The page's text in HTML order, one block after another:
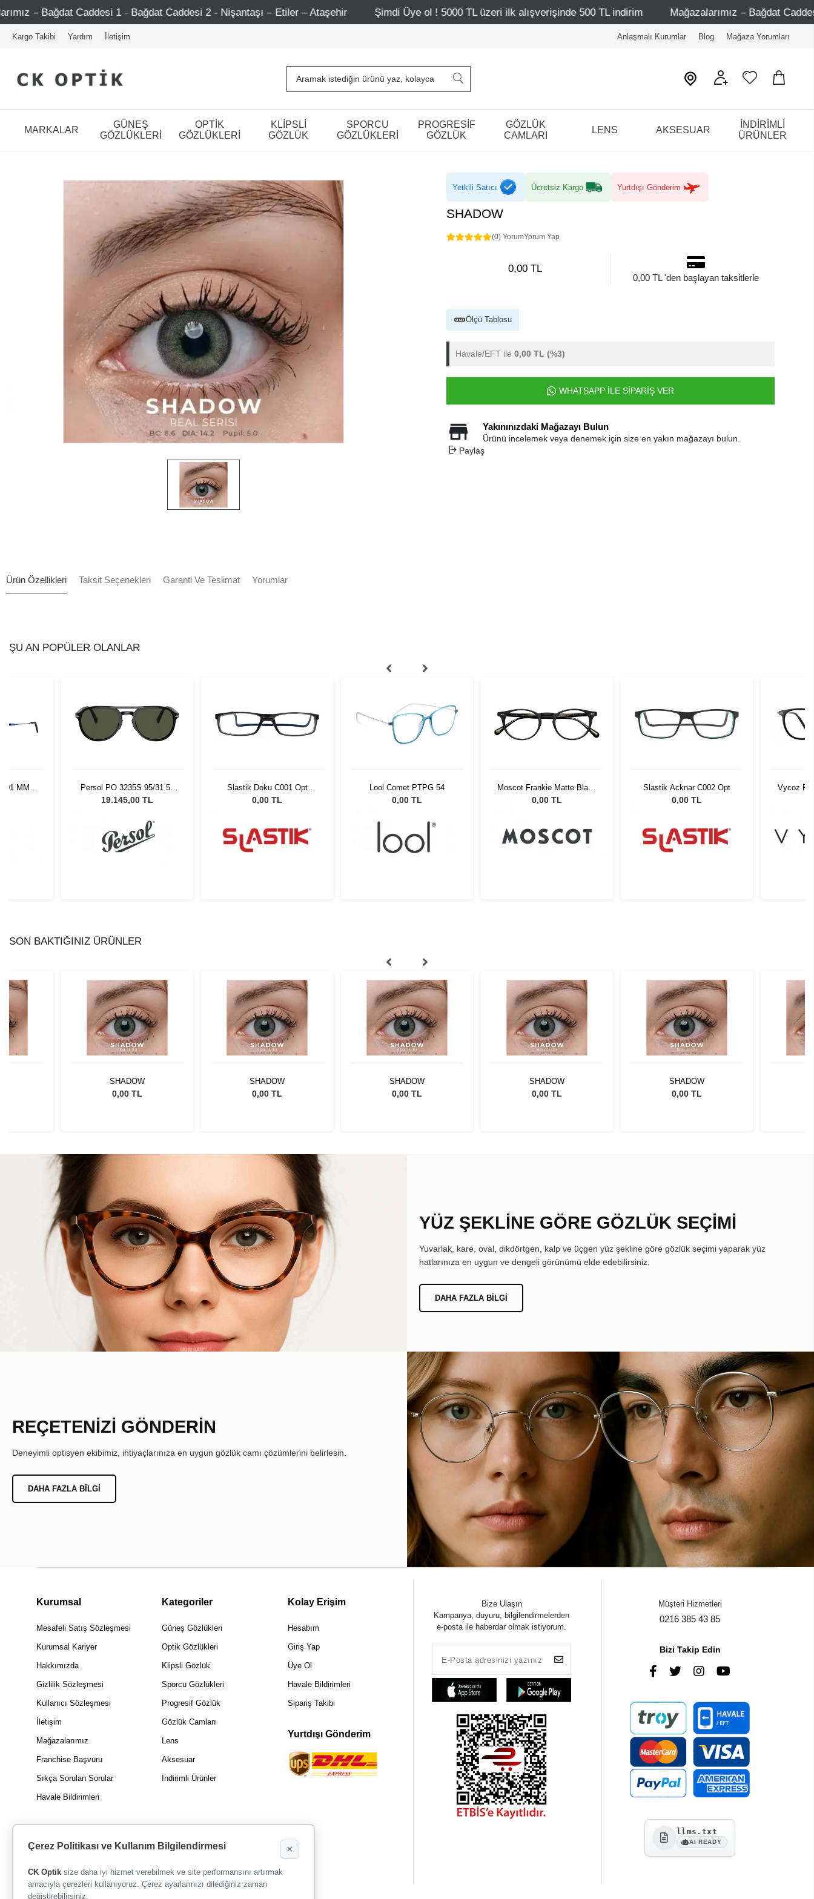
Caddesi 1 - Bağdat Caddesi 2 - Nişantaşı – Etiler – Ataşehir Şimdi Üye ol ! 5000 TL üzeri ilk alışverişinde 500 TL indirim Mağazalarımız – Bağdat Caddesi 1 -
Kargo Takibi Yardım İletişim Anlaşmalı Kurumlar Blog Mağaza Yorumları
MARKALAR
GÜNEŞ
GÖZLÜKLERİ
OPTİK
GÖZLÜKLERİ
KLİPSLİ
GÖZLÜK
SPORCU
GÖZLÜKLERİ
PROGRESİF
GÖZLÜK
GÖZLÜK
CAMLARI
LENS AKSESUAR
İNDİRİMLİ
ÜRÜNLER
Yetkili Satıcı Ücretsiz Kargo Yurtdışı Gönderim
SHADOW
(0) YorumYorum Yap
0,00 TL
0,00 TL 'den başlayan taksitlerle
Ölçü Tablosu
Havale/EFT ile 0,00 TL (%3)
WHATSAPP İLE SİPARİŞ VER
Yakınınızdaki Mağazayı Bulun
Ürünü incelemek veya denemek için size en yakın mağazayı bulun.
Paylaş
Ürün Özellikleri Taksit Seçenekleri Garanti Ve Teslimat Yorumlar
ŞU AN POPÜLER OLANLAR
MM
Persol PO 3235S 95/31 55
Unisex Güneş Gözlüğü
19.145,00 TL
Slastik Doku C001 Opt
1055074
0,00 TL
Lool Comet PTPG 54
0,00 TL
Moscot Frankie Matte Black
45 0300-01
0,00 TL
Slastik Acknar C002 Opt
0,00 TL
Vycoz
SON BAKTIĞINIZ ÜRÜNLER
SHADOW
0,00 TL
SHADOW
0,00 TL
SHADOW
0,00 TL
SHADOW
0,00 TL
SHADOW
0,00 TL
YÜZ ŞEKLİNE GÖRE GÖZLÜK SEÇİMİ
Yuvarlak, kare, oval, dikdörtgen, kalp ve üçgen yüz şekline göre gözlük seçimi yaparak yüz
hatlarınıza en uygun ve dengeli görünümü elde edebilirsiniz.
DAHA FAZLA BILGI
REÇETENİZİ GÖNDERİN
Deneyimli optisyen ekibimiz, ihtiyaçlarınıza en uygun gözlük camı çözümlerini belirlesin.
DAHA FAZLA BILGI
Kurumsal
Mesafeli Satış Sözleşmesi
Kurumsal Kariyer
Hakkımızda
Gizlilik Sözleşmesi
Kullanıcı Sözleşmesi
İletişim
Mağazalarımız
Franchise Başvuru
Sıkça Sorulan Sorular
Havale Bildirimleri
Kategoriler
Güneş Gözlükleri
Optik Gözlükleri
Klipsli Gözlük
Sporcu Gözlükleri
Progresif Gözlük
Gözlük Camları
Lens
Aksesuar
İndirimli Ürünler
Kolay Erişim
Hesabım
Giriş Yap
Üye Ol
Havale Bildirimleri
Sipariş Takibi
Yurtdışı Gönderim
Bize Ulaşın
Kampanya, duyuru, bilgilendirmelerden
e-posta ile haberdar olmak istiyorum.
Müşteri Hizmetleri
0216 385 43 85
Bizi Takip Edin
llms.txt
AI READY
Çerez Politikası ve Kullanım Bilgilendirmesi ×
CK Optik size daha iyi hizmet verebilmek ve site performansını artırmak
amacıyla çerezleri kullanıyoruz. Çerez ayarlarınızı dilediğiniz zaman
değiştirebilirsiniz.